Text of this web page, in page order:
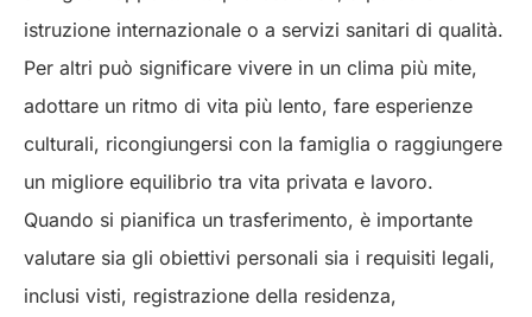
istruzione internazionale o a servizi sanitari di qualità.
Per altri può significare vivere in un clima più mite,
adottare un ritmo di vita più lento, fare esperienze
culturali, ricongiungersi con la famiglia o raggiungere
un migliore equilibrio tra vita privata e lavoro.
Quando si pianifica un trasferimento, è importante
valutare sia gli obiettivi personali sia i requisiti legali,
inclusi visti, registrazione della residenza,